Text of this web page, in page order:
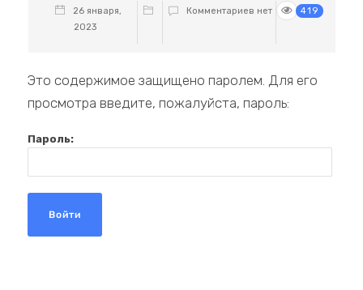
26 января,
2023
Комментариев нет 419
Это содержимое защищено паролем. Для его
просмотра введите, пожалуйста, пароль:
Пароль: